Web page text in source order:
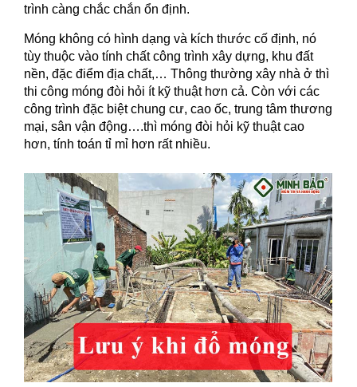
trình càng chắc chắn ổn định.
Móng không có hình dạng và kích thước cố định, nó
tùy thuộc vào tính chất công trình xây dựng, khu đất
nền, đặc điểm địa chất,… Thông thường xây nhà ở thì
thi công móng đòi hỏi ít kỹ thuật hơn cả. Còn với các
công trình đặc biệt chung cư, cao ốc, trung tâm thương
mại, sân vận động….thì móng đòi hỏi kỹ thuật cao
hơn, tính toán tỉ mỉ hơn rất nhiều.